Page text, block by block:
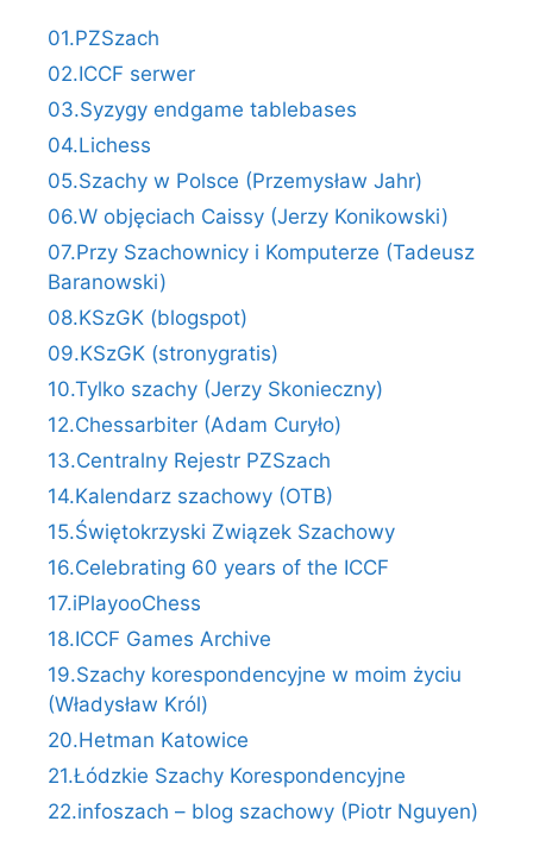
01.PZSzach
02.ICCF serwer
03.Syzygy endgame tablebases
04.Lichess
05.Szachy w Polsce (Przemysław Jahr)
06.W objęciach Caissy (Jerzy Konikowski)
07.Przy Szachownicy i Komputerze (Tadeusz
Baranowski)
08.KSzGK (blogspot)
09.KSzGK (stronygratis)
10.Tylko szachy (Jerzy Skonieczny)
12.Chessarbiter (Adam Curyło)
13.Centralny Rejestr PZSzach
14.Kalendarz szachowy (OTB)
15.Świętokrzyski Związek Szachowy
16.Celebrating 60 years of the ICCF
17.iPlayooChess
18.ICCF Games Archive
19.Szachy korespondencyjne w moim życiu
(Władysław Król)
20.Hetman Katowice
21.Łódzkie Szachy Korespondencyjne
22.infoszach – blog szachowy (Piotr Nguyen)